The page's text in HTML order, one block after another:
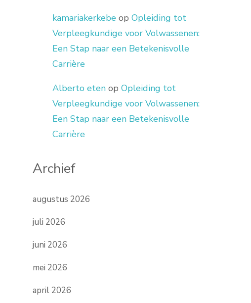
kamariakerkebe opOpleiding tot
Verpleegkundige voor Volwassenen:
Een Stap naar een Betekenisvolle
Carrière
Alberto eten opOpleiding tot
Verpleegkundige voor Volwassenen:
Een Stap naar een Betekenisvolle
Carrière
Archief
augustus 2026
juli 2026
juni 2026
mei 2026
april 2026